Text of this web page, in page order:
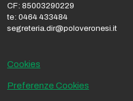
CF: 85003290229
te: 0464 433484
segreteria.dir@poloveronesi.it
Cookies
Preferenze Cookies